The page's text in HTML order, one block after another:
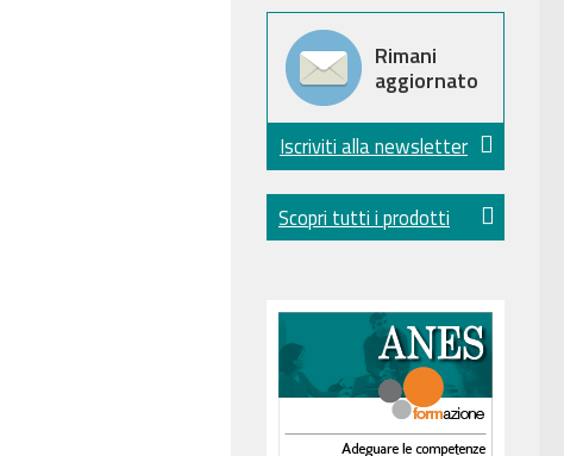
Rimani
aggiornato
Iscriviti alla newsletter
Scopri tutti i prodotti